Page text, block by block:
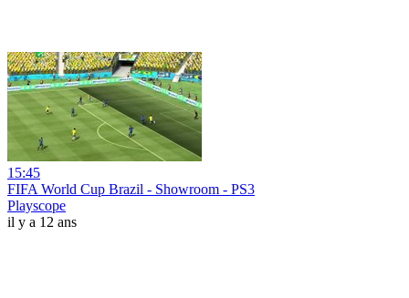
15:45
FIFA World Cup Brazil - Showroom - PS3
Playscope
il y a 12 ans